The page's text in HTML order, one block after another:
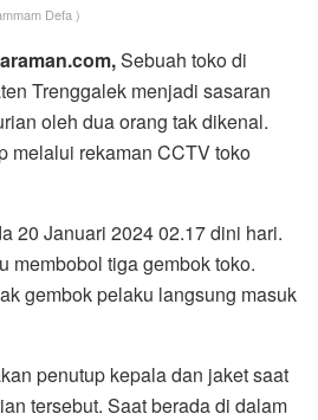
Defa )
Sebuah toko di
Trenggalek menjadi sasaran
oleh dua orang tak dikenal.
melalui rekaman CCTV toko
20 Januari 2024 02.17 dini hari.
membobol tiga gembok toko.
gembok pelaku langsung masuk
penutup kepala dan jaket saat
tersebut. Saat berada di dalam